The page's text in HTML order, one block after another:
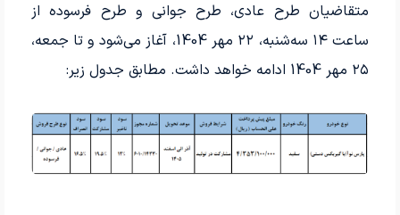
متقاضیان طرح عادی، طرح جوانی و طرح فرسوده از
ساعت ۱۴ سه‌شنبه، ۲۲ مهر 1404، آغاز می‌شود و تا جمعه،
۲۵ مهر 1404 ادامه خواهد داشت. مطابق جدول زیر: